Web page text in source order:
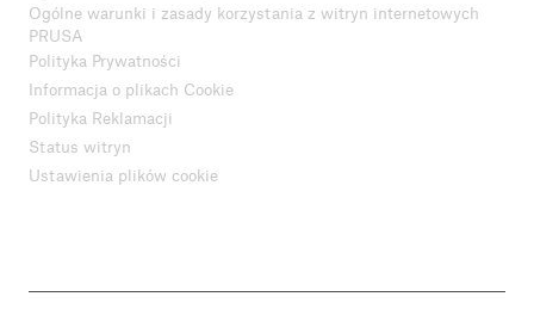
Ogólne warunki i zasady korzystania z witryn internetowych
PRUSA
Polityka Prywatności
Informacja o plikach Cookie
Polityka Reklamacji
Status witryn
Ustawienia plików cookie